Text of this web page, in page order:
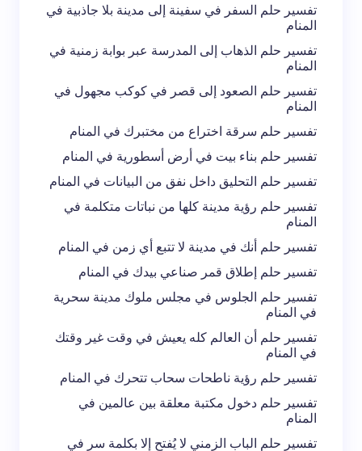
تفسير حلم السفر في سفينة إلى مدينة بلا جاذبية في
المنام
تفسير حلم الذهاب إلى المدرسة عبر بوابة زمنية في
المنام
تفسير حلم الصعود إلى قصر في كوكب مجهول في
المنام
تفسير حلم سرقة اختراع من مختبرك في المنام
تفسير حلم بناء بيت في أرض أسطورية في المنام
تفسير حلم التحليق داخل نفق من البيانات في المنام
تفسير حلم رؤية مدينة كلها من نباتات متكلمة في
المنام
تفسير حلم أنك في مدينة لا تتبع أي زمن في المنام
تفسير حلم إطلاق قمر صناعي بيدك في المنام
تفسير حلم الجلوس في مجلس ملوك مدينة سحرية
في المنام
تفسير حلم أن العالم كله يعيش في وقت غير وقتك
في المنام
تفسير حلم رؤية ناطحات سحاب تتحرك في المنام
تفسير حلم دخول مكتبة معلقة بين عالمين في
المنام
تفسير حلم الباب الزمني لا يُفتح إلا بكلمة سر في